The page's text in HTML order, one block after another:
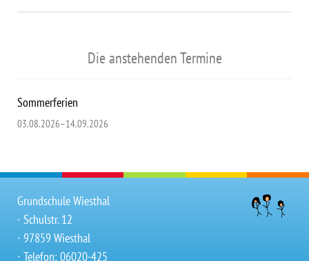
Die anstehenden Termine
Sommerferien
03.08.2026–14.09.2026
Grundschule Wiesthal
∙ Schulstr. 12
∙ 97859 Wiesthal
∙ Telefon: 06020-425